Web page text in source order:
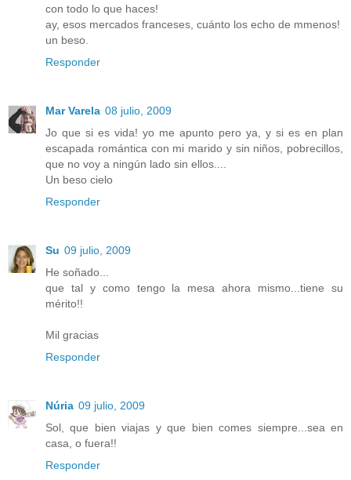
con todo lo que haces!
ay, esos mercados franceses, cuánto los echo de mmenos!
un beso.
Responder
Mar Varela 08 julio, 2009
Jo que si es vida! yo me apunto pero ya, y si es en plan
escapada romántica con mi marido y sin niños, pobrecillos,
que no voy a ningún lado sin ellos....
Un beso cielo
Responder
Su 09 julio, 2009
He soñado...
que tal y como tengo la mesa ahora mismo...tiene su
mérito!!
Mil gracias
Responder
Núria 09 julio, 2009
Sol, que bien viajas y que bien comes siempre...sea en
casa, o fuera!!
Responder